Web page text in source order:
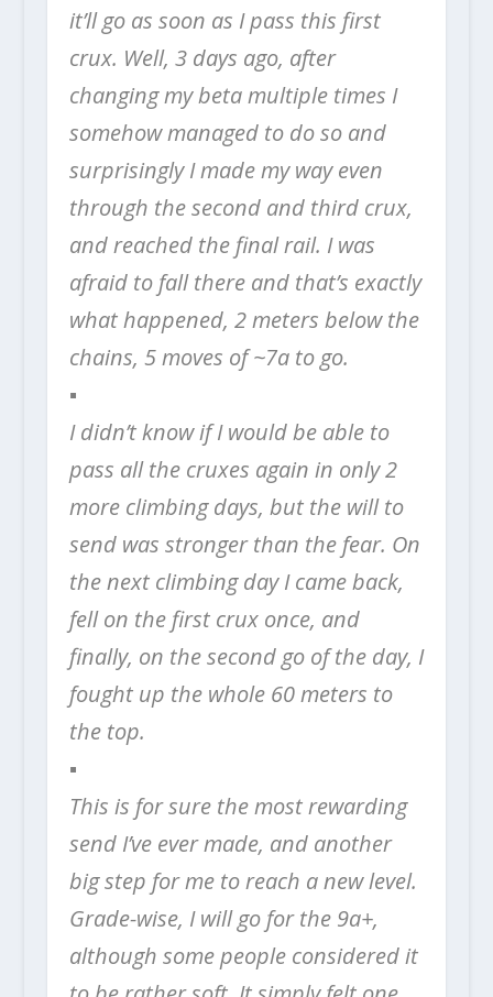
it’ll go as soon as I pass this first
crux. Well, 3 days ago, after
changing my beta multiple times I
somehow managed to do so and
surprisingly I made my way even
through the second and third crux,
and reached the final rail. I was
afraid to fall there and that’s exactly
what happened, 2 meters below the
chains, 5 moves of ~7a to go.
▪️
I didn’t know if I would be able to
pass all the cruxes again in only 2
more climbing days, but the will to
send was stronger than the fear. On
the next climbing day I came back,
fell on the first crux once, and
finally, on the second go of the day, I
fought up the whole 60 meters to
the top.
▪️
This is for sure the most rewarding
send I’ve ever made, and another
big step for me to reach a new level.
Grade-wise, I will go for the 9a+,
although some people considered it